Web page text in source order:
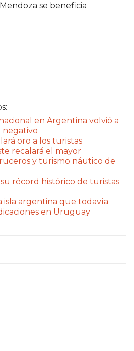
en Argentina volvió a
negativo
oro a los turistas
recalará el mayor
y turismo náutico de
récord histórico de turistas
isla argentina que todavía
en Uruguay